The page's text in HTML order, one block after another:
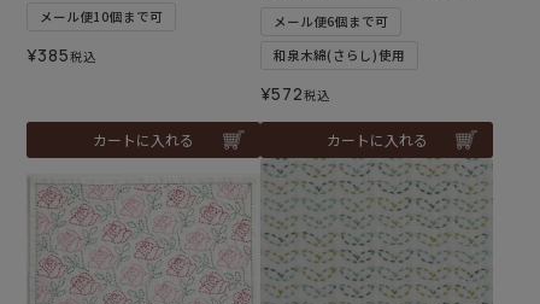
メール便10個まで可
¥385税込
カートに入れる
メール便6個まで可
和泉木綿(さらし)使用
¥572税込
カートに入れる